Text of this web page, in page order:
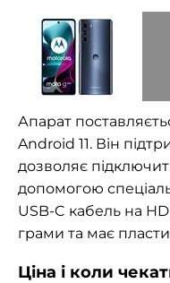
Апарат
Android 11. Він
дозволяє
допомогою
USB-C кабель на
грами та має
Ціна і коли